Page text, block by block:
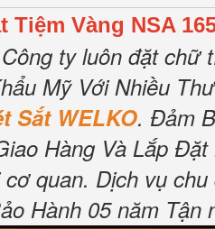
Tiệm Vàng NSA
Công ty luôn đặt chữ
Mỹ Với Nhiều
Sắt WELKO. Đảm
Hàng Và Lắp
quan. Dịch vụ
Hành 05 năm